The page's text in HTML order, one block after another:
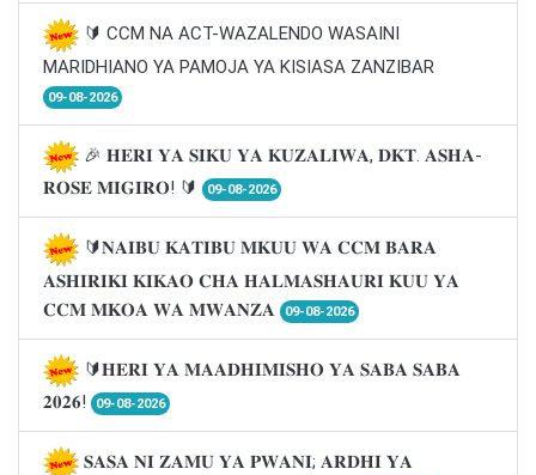
🔰 CCM NA ACT-WAZALENDO WASAINI
MARIDHIANO YA PAMOJA YA KISIASA ZANZIBAR
09-08-2026
🎉 𝐇𝐄𝐑𝐈 𝐘𝐀 𝐒𝐈𝐊𝐔 𝐘𝐀 𝐊𝐔𝐙𝐀𝐋𝐈𝐖𝐀, 𝐃𝐊𝐓. 𝐀𝐒𝐇𝐀-
𝐑𝐎𝐒𝐄 𝐌𝐈𝐆𝐈𝐑𝐎! 🔰
09-08-2026
🔰𝐍𝐀𝐈𝐁𝐔 𝐊𝐀𝐓𝐈𝐁𝐔 𝐌𝐊𝐔𝐔 𝐖𝐀 𝐂𝐂𝐌 𝐁𝐀𝐑𝐀
𝐀𝐒𝐇𝐈𝐑𝐈𝐊𝐈 𝐊𝐈𝐊𝐀𝐎 𝐂𝐇𝐀 𝐇𝐀𝐋𝐌𝐀𝐒𝐇𝐀𝐔𝐑𝐈 𝐊𝐔𝐔 𝐘𝐀
𝐂𝐂𝐌 𝐌𝐊𝐎𝐀 𝐖𝐀 𝐌𝐖𝐀𝐍𝐙𝐀
09-08-2026
🔰𝐇𝐄𝐑𝐈 𝐘𝐀 𝐌𝐀𝐀𝐃𝐇𝐈𝐌𝐈𝐒𝐇𝐎 𝐘𝐀 𝐒𝐀𝐁𝐀 𝐒𝐀𝐁𝐀
𝟐𝟎𝟐𝟔!
09-08-2026
𝐒𝐀𝐒𝐀 𝐍𝐈 𝐙𝐀𝐌𝐔 𝐘𝐀 𝐏𝐖𝐀𝐍𝐈; 𝐀𝐑𝐃𝐇𝐈 𝐘𝐀